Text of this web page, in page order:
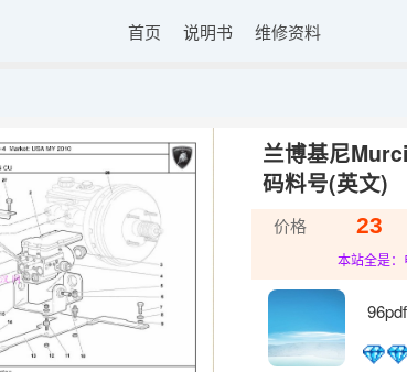
首页 说明书 维修资料
兰博基尼
码料号(英文)
价格 23
本站全是：